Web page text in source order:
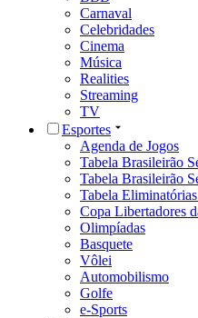
Carnaval
Celebridades
Cinema
Música
Realities
Streaming
TV
Esportes
Agenda de Jogos
Tabela Brasileirão
Tabela Brasileirão
Tabela
Copa Libertadores
Olimpíadas
Basquete
Vôlei
Automobilismo
Golfe
e-Sports